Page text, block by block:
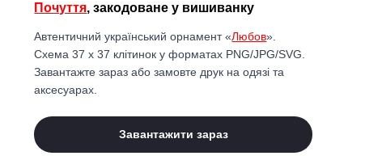
Почуття, закодоване у вишиванку
Автентичний український орнамент «Любов».
Схема 37 x 37 клітинок у форматах PNG/JPG/SVG.
Завантажте зараз або замовте друк на одязі та
аксесуарах.
Завантажити зараз